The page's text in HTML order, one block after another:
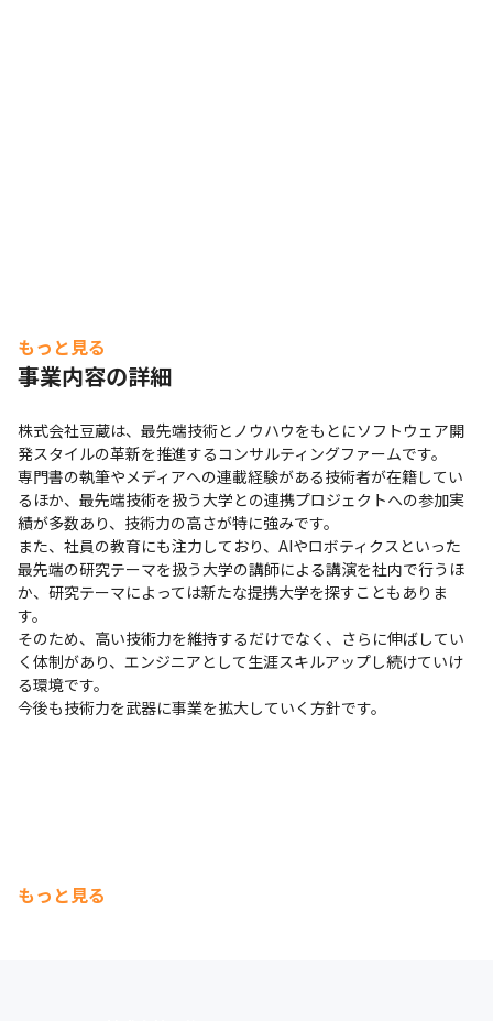
もっと見る
事業内容の詳細
株式会社豆蔵は、最先端技術とノウハウをもとにソフトウェア開
発スタイルの革新を推進するコンサルティングファームです。
専門書の執筆やメディアへの連載経験がある技術者が在籍してい
るほか、最先端技術を扱う大学との連携プロジェクトへの参加実
績が多数あり、技術力の高さが特に強みです。
また、社員の教育にも注力しており、AIやロボティクスといった
最先端の研究テーマを扱う大学の講師による講演を社内で行うほ
か、研究テーマによっては新たな提携大学を探すこともありま
す。
そのため、高い技術力を維持するだけでなく、さらに伸ばしてい
く体制があり、エンジニアとして生涯スキルアップし続けていけ
る環境です。
今後も技術力を武器に事業を拡大していく方針です。
もっと見る